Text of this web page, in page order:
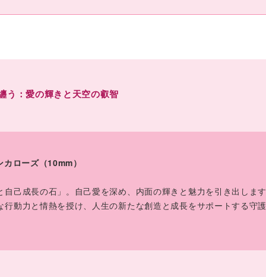
う：愛の輝きと天空の叡智
カローズ（10mm）
自己成長の石」。自己愛を深め、内面の輝きと魅力を引き出しま
行動力と情熱を授け、人生の新たな創造と成長をサポートする守